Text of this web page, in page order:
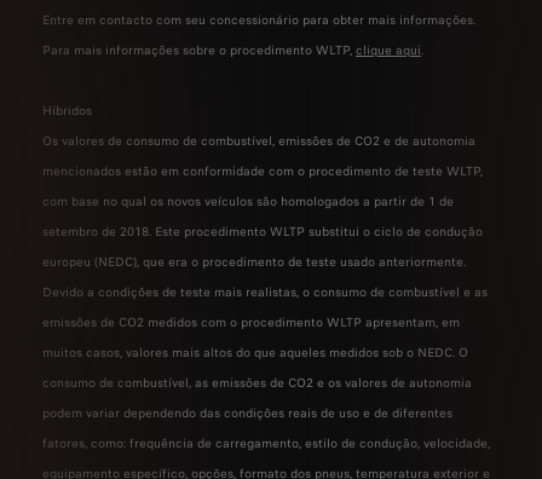
Entre em contacto com seu concessionário para obter mais informações.
Para mais informações sobre o procedimento WLTP, clique aqui.
Híbridos
Os valores de consumo de combustível, emissões de CO2 e de autonomia
mencionados estão em conformidade com o procedimento de teste WLTP,
com base no qual os novos veículos são homologados a partir de 1 de
setembro de 2018. Este procedimento WLTP substitui o ciclo de condução
europeu (NEDC), que era o procedimento de teste usado anteriormente.
Devido a condições de teste mais realistas, o consumo de combustível e as
emissões de CO2 medidos com o procedimento WLTP apresentam, em
muitos casos, valores mais altos do que aqueles medidos sob o NEDC. O
consumo de combustível, as emissões de CO2 e os valores de autonomia
podem variar dependendo das condições reais de uso e de diferentes
fatores, como: frequência de carregamento, estilo de condução, velocidade,
equipamento específico, opções, formato dos pneus, temperatura exterior e